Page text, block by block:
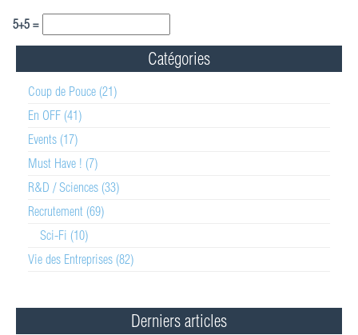
5+5 =
Catégories
Coup de Pouce (21)
En OFF (41)
Events (17)
Must Have ! (7)
R&D / Sciences (33)
Recrutement (69)
Sci-Fi (10)
Vie des Entreprises (82)
Derniers articles